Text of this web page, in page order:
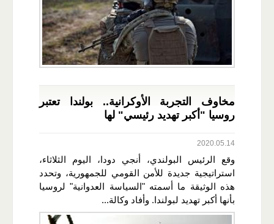
مخاوف التجربة الأوكرانية.. بولندا تعتبر
روسيا "أكبر تهديد رئيسي" لها
2020.05.14
وقع الرئيس البولندي، أنجي دودا، اليوم الثلاثاء،
استراتيجية جديدة للأمن القومي للجمهورية، وتحدد
هذه الوثيقة ما أسمته "السياسة العدوانية" لروسيا
بأنها أكبر تهديد لبولندا. وأفاد وكالة...